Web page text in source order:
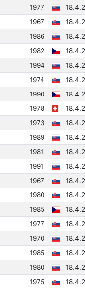
1977
1967
1986
1982
1994
1974
1990
1978
1973
1989
1981
1991
1967
1980
1985
1977
1970
1985
1980
1975